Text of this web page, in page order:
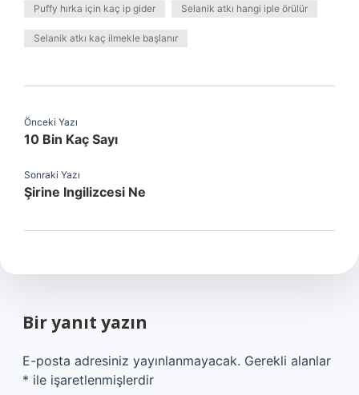
Puffy hırka için kaç ip gider Selanik atkı hangi iple örülür
Selanik atkı kaç ilmekle başlanır
Önceki Yazı
10 Bin Kaç Sayı
Sonraki Yazı
Şirine Ingilizcesi Ne
Bir yanıt yazın
E-posta adresiniz yayınlanmayacak. Gerekli alanlar
* ile işaretlenmişlerdir